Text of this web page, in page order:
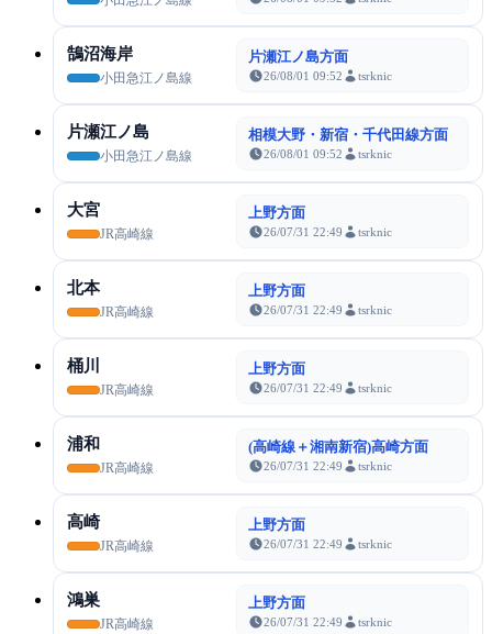
鵠沼海岸
小田急江ノ島線
片瀬江ノ島方面
26/08/01 09:52 tsrknic
片瀬江ノ島
小田急江ノ島線
相模大野・新宿・千代田線方面
26/08/01 09:52 tsrknic
大宮
JR高崎線
上野方面
26/07/31 22:49 tsrknic
北本
JR高崎線
上野方面
26/07/31 22:49 tsrknic
桶川
JR高崎線
上野方面
26/07/31 22:49 tsrknic
浦和
JR高崎線
(高崎線＋湘南新宿)高崎方面
26/07/31 22:49 tsrknic
高崎
JR高崎線
上野方面
26/07/31 22:49 tsrknic
鴻巣
JR高崎線
上野方面
26/07/31 22:49 tsrknic